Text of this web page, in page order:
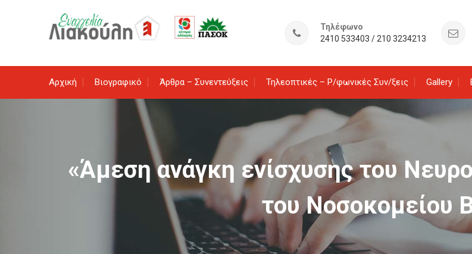
Τηλέφωνο
2410 533403 / 210 3234213
Αρχική Βιογραφικό Άρθρα – Συνεντεύξεις Τηλεοπτικές – Ρ/φωνικές Συν/ξεις Gallery
«Άμεση ανάγκη ενίσχυσης του
του Νοσοκομείου